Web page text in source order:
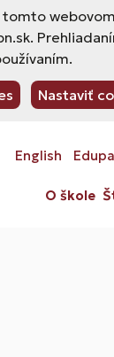
tomto
Nastaviť
English
O škole